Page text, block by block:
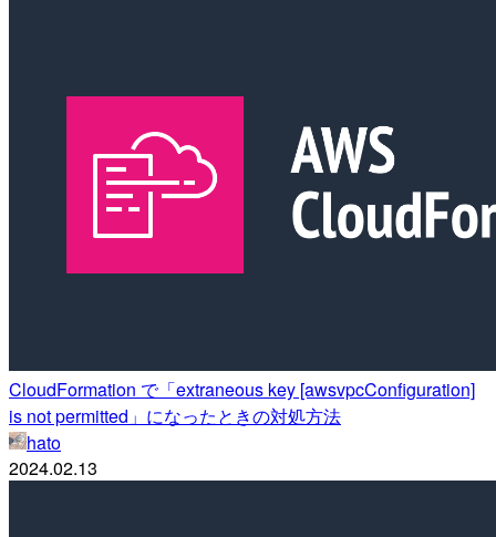
CloudFormation で「extraneous key [awsvpcConfiguration]
is not permitted」になったときの対処方法
hato
2024.02.13